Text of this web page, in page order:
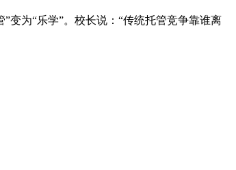
变为“乐学”。校长说：“传统托管竞争靠谁离